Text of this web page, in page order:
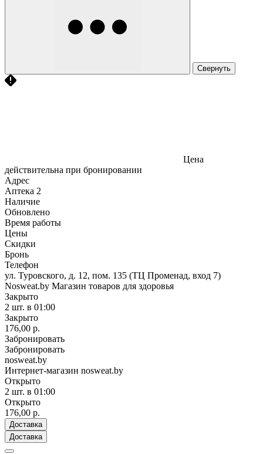
Свернуть
Цена
действительна при бронировании
Адрес
Аптека 2
Наличие
Обновлено
Время работы
Цены
Скидки
Бронь
Телефон
ул. Туровского, д. 12, пом. 135 (ТЦ Променад, вход 7)
Nosweat.by Магазин товаров для здоровья
Закрыто
2 шт. в 01:00
Закрыто
176,00 р.
Забронировать
Забронировать
nosweat.by
Интернет-магазин nosweat.by
Открыто
2 шт. в 01:00
Открыто
176,00 р.
Доставка
Доставка